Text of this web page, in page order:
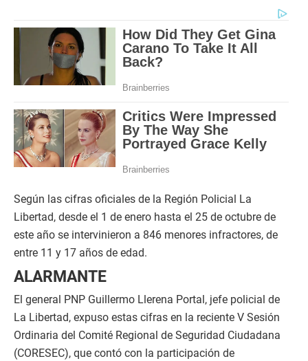
Según las cifras oficiales de la Región Policial La
Libertad, desde el 1 de enero hasta el 25 de octubre de
este año se intervinieron a 846 menores infractores, de
entre 11 y 17 años de edad.
ALARMANTE
El general PNP Guillermo Llerena Portal, jefe policial de
La Libertad, expuso estas cifras en la reciente V Sesión
Ordinaria del Comité Regional de Seguridad Ciudadana
(CORESEC), que contó con la participación de